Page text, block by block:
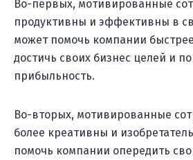
Во-первых, мотивированные
продуктивны и эффективны в
может помочь компании
достичь своих бизнес целей и
прибыльность.
Во-вторых, мотивированные
более креативны и
помочь компании опередить